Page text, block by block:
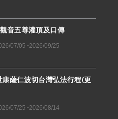
音五尊灌頂及口傳
07/05~2026/09/25
康薩仁波切台灣弘法行程(更
07/25~2026/08/14